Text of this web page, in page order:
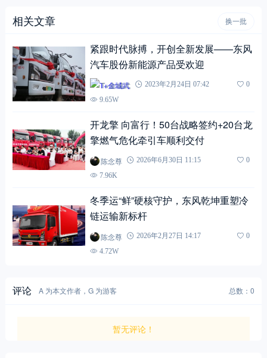
相关文章 换一批
紧跟时代脉搏，开创全新发展——东风
汽车股份新能源产品受欢迎
T+金城武 2023年2月24日 07:42
0
9.65W
开龙擎 向富行！50台战略签约+20台龙
擎燃气危化牵引车顺利交付
陈念尊 2026年6月30日 11:15
0
7.96K
冬季运“鲜”硬核守护，东风乾坤重塑冷
链运输新标杆
陈念尊 2026年2月27日 14:17
0
4.72W
评论 A 为本文作者，G 为游客 总数：0
暂无评论！